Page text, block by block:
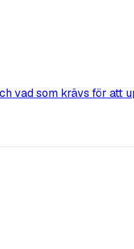
vad som krävs för att